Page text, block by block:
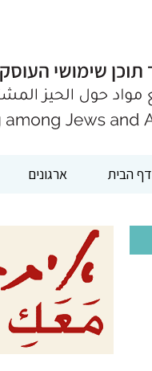
דף הבית ארגונים